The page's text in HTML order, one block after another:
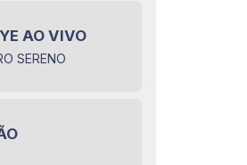
AO VIVO
SERENO